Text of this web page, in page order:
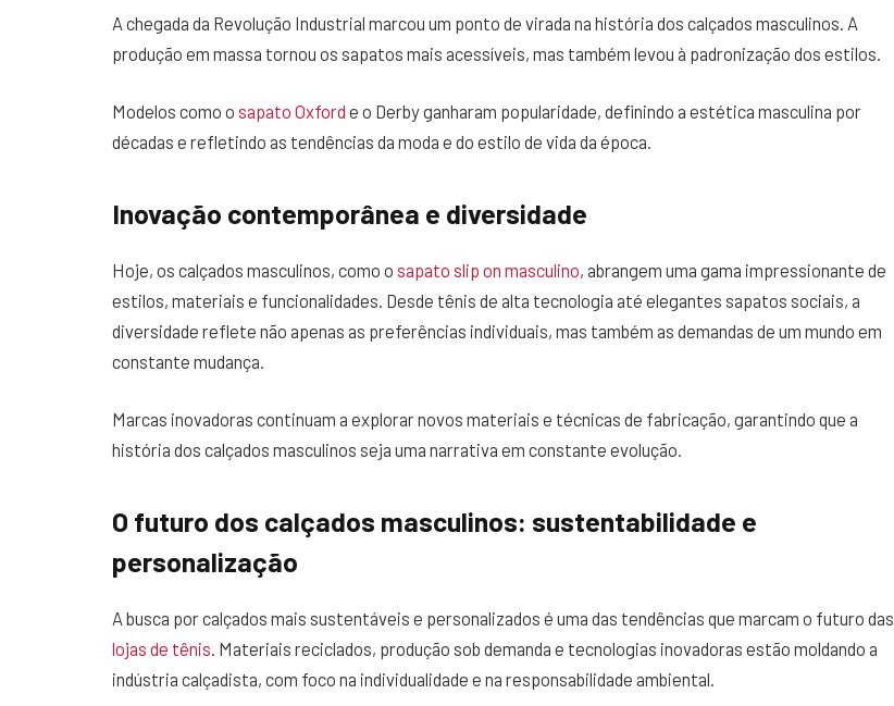
A chegada da Revolução Industrial marcou um ponto de virada na história dos calçados masculinos. A
produção em massa tornou os sapatos mais acessíveis, mas também levou à padronização dos estilos.
Modelos como o sapato Oxford e o Derby ganharam popularidade, definindo a estética masculina por
décadas e refletindo as tendências da moda e do estilo de vida da época.
Inovação contemporânea e diversidade
Hoje, os calçados masculinos, como o sapato slip on masculino, abrangem uma gama impressionante de
estilos, materiais e funcionalidades. Desde tênis de alta tecnologia até elegantes sapatos sociais, a
diversidade reflete não apenas as preferências individuais, mas também as demandas de um mundo em
constante mudança.
Marcas inovadoras continuam a explorar novos materiais e técnicas de fabricação, garantindo que a
história dos calçados masculinos seja uma narrativa em constante evolução.
O futuro dos calçados masculinos: sustentabilidade e
personalização
A busca por calçados mais sustentáveis e personalizados é uma das tendências que marcam o futuro das
lojas de tênis . Materiais reciclados, produção sob demanda e tecnologias inovadoras estão moldando a
indústria calçadista, com foco na individualidade e na responsabilidade ambiental.